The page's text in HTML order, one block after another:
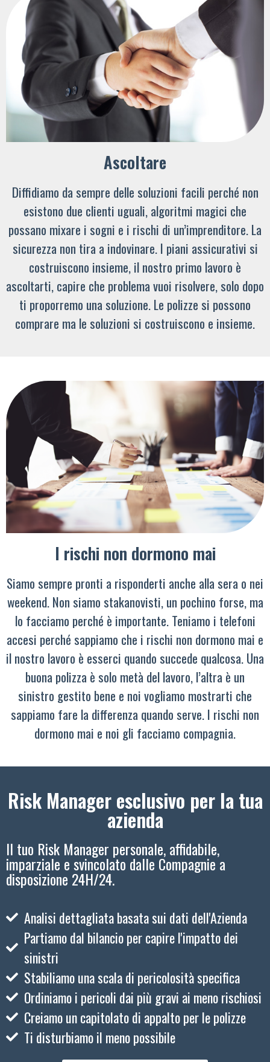
Ascoltare
Diffidiamo da sempre delle soluzioni facili perché non
esistono due clienti uguali, algoritmi magici che
possano mixare i sogni e i rischi di un’imprenditore. La
sicurezza non tira a indovinare. I piani assicurativi si
costruiscono insieme, il nostro primo lavoro è
ascoltarti, capire che problema vuoi risolvere, solo dopo
ti proporremo una soluzione. Le polizze si possono
comprare ma le soluzioni si costruiscono e insieme.
I rischi non dormono mai
Siamo sempre pronti a risponderti anche alla sera o nei
weekend. Non siamo stakanovisti, un pochino forse, ma
lo facciamo perché è importante. Teniamo i telefoni
accesi perché sappiamo che i rischi non dormono mai e
il nostro lavoro è esserci quando succede qualcosa. Una
buona polizza è solo metà del lavoro, l’altra è un
sinistro gestito bene e noi vogliamo mostrarti che
sappiamo fare la differenza quando serve. I rischi non
dormono mai e noi gli facciamo compagnia.
Risk Manager esclusivo per la tua
azienda
Il tuo Risk Manager personale, affidabile,
imparziale e svincolato dalle Compagnie a
disposizione 24H/24.
Analisi dettagliata basata sui dati dell'Azienda
Partiamo dal bilancio per capire l'impatto dei
sinistri
Stabiliamo una scala di pericolosità specifica
Ordiniamo i pericoli dai più gravi ai meno rischiosi
Creiamo un capitolato di appalto per le polizze
Ti disturbiamo il meno possibile